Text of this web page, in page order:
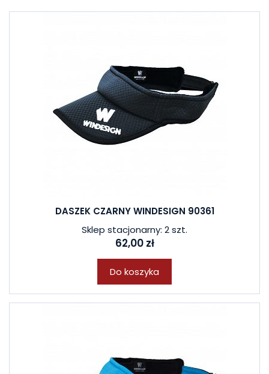
DASZEK CZARNY WINDESIGN 90361
Sklep stacjonarny: 2 szt.
62,00 zł
Do koszyka